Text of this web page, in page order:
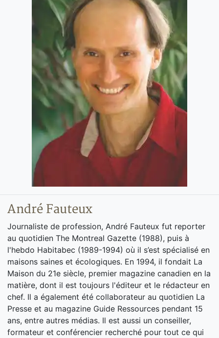
André Fauteux
Journaliste de profession, André Fauteux fut reporter
au quotidien The Montreal Gazette (1988), puis à
l'hebdo Habitabec (1989-1994) où il s’est spécialisé en
maisons saines et écologiques. En 1994, il fondait La
Maison du 21e siècle, premier magazine canadien en la
matière, dont il est toujours l'éditeur et le rédacteur en
chef. Il a également été collaborateur au quotidien La
Presse et au magazine Guide Ressources pendant 15
ans, entre autres médias. Il est aussi un conseiller,
formateur et conférencier recherché pour tout ce qui